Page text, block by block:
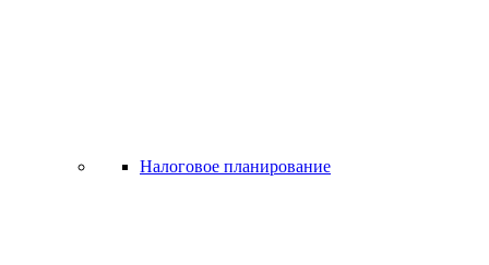
Налоговое планирование